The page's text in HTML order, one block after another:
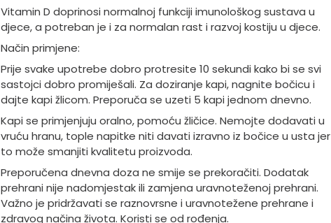
Vitamin D doprinosi normalnoj funkciji imunološkog sustava u
djece, a potreban je i za normalan rast i razvoj kostiju u djece.
Način primjene:
Prije svake upotrebe dobro protresite 10 sekundi kako bi se svi
sastojci dobro promiješali. Za doziranje kapi, nagnite bočicu i
dajte kapi žlicom. Preporuča se uzeti 5 kapi jednom dnevno.
Kapi se primjenjuju oralno, pomoću žličice. Nemojte dodavati u
vruću hranu, tople napitke niti davati izravno iz bočice u usta jer
to može smanjiti kvalitetu proizvoda.
Preporučena dnevna doza ne smije se prekoračiti. Dodatak
prehrani nije nadomjestak ili zamjena uravnoteženoj prehrani.
Važno je pridržavati se raznovrsne i uravnotežene prehrane i
zdravog načina života. Koristi se od rođenja.